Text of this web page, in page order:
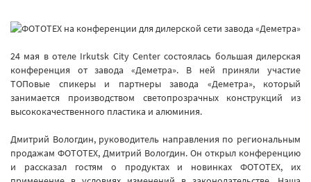
24 мая в отеле Irkutsk City Center состоялась большая дилерская
конференция от завода «Деметра». В ней приняли участие
ТОПовые спикеры и партнеры завода «Деметра», который
занимается производством светопрозрачных конструкций из
высококачественного пластика и алюминия.
Дмитрий Вологдин, руководитель направления по региональным
продажам ФОТОТЕХ, Дмитрий Вологдин. Он открыл конференцию
и рассказал гостям о продуктах и новинках ФОТОТЕХ, их